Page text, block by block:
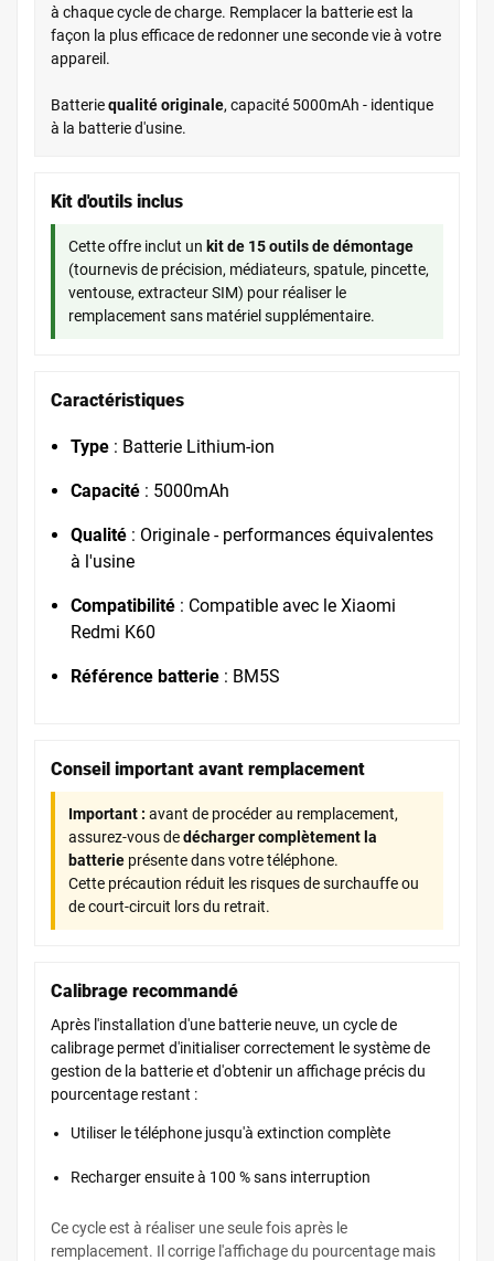
à chaque cycle de charge. Remplacer la batterie est la
façon la plus efficace de redonner une seconde vie à votre
appareil.
Batteriequalité originale, capacité 5000mAh - identique
à la batterie d'usine.
Kit d'outils inclus
Cette offre inclut un kit de 15 outils de démontage
(tournevis de précision, médiateurs, spatule, pincette,
ventouse, extracteur SIM) pour réaliser le
remplacement sans matériel supplémentaire.
Caractéristiques
Type : Batterie Lithium-ion
Capacité : 5000mAh
Qualité : Originale - performances équivalentes
à l'usine
Compatibilité : Compatible avec le Xiaomi
Redmi K60
Référence batterie : BM5S
Conseil important avant remplacement
Important : avant de procéder au remplacement,
assurez-vous dedécharger complètement la
batterie présente dans votre téléphone.
Cette précaution réduit les risques de surchauffe ou
de court-circuit lors du retrait.
Calibrage recommandé
Après l'installation d'une batterie neuve, un cycle de
calibrage permet d'initialiser correctement le système de
gestion de la batterie et d'obtenir un affichage précis du
pourcentage restant :
Utiliser le téléphone jusqu'à extinction complète
Recharger ensuite à 100 % sans interruption
Ce cycle est à réaliser une seule fois après le
remplacement. Il corrige l'affichage du pourcentage mais